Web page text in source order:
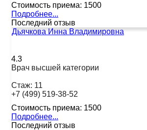
Стоимость приема: 1500
Подробнее...
Последний отзыв
Дьячкова Инна Владимировна
4.3
Врач высшей категории
Стаж: 11
+7 (499) 519-38-52
Стоимость приема: 1500
Подробнее...
Последний отзыв